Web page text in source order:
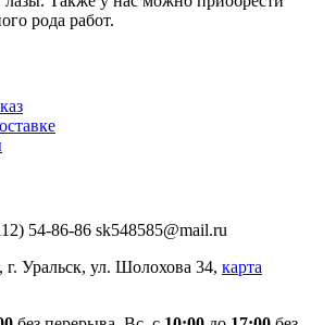
рода работ.
54-86-86 sk548585@mail.ru
г. Уральск, ул. Шолохова 34, карта